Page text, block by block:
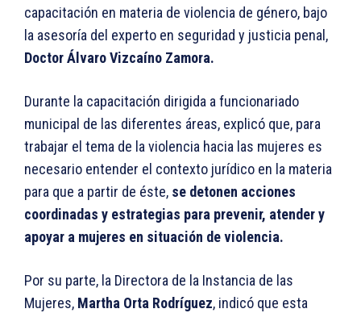
capacitación en materia de violencia de género, bajo
la asesoría del experto en seguridad y justicia penal,
Doctor Álvaro Vizcaíno Zamora.
Durante la capacitación dirigida a funcionariado
municipal de las diferentes áreas, explicó que, para
trabajar el tema de la violencia hacia las mujeres es
necesario entender el contexto jurídico en la materia
para que a partir de éste, se detonen acciones
coordinadas y estrategias para prevenir, atender y
apoyar a mujeres en situación de violencia.
Por su parte, la Directora de la Instancia de las
Mujeres, Martha Orta Rodríguez, indicó que esta